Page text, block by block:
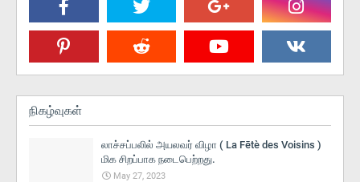
நிகழ்வுகள்
லாச்சப்பலில் அயலவர் விழா ( La Fētè des Voisins )
மிக சிறப்பாக நடைபெற்றது.
May 27, 2023